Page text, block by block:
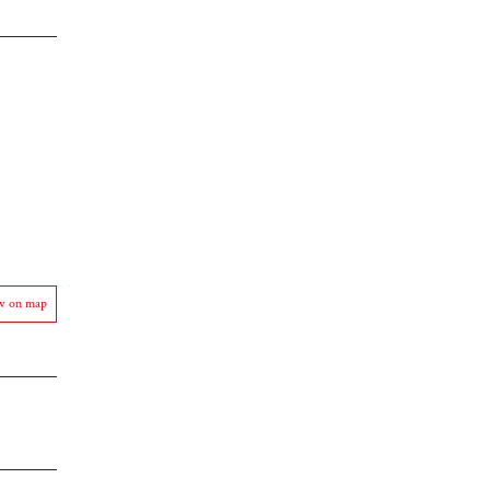
on map